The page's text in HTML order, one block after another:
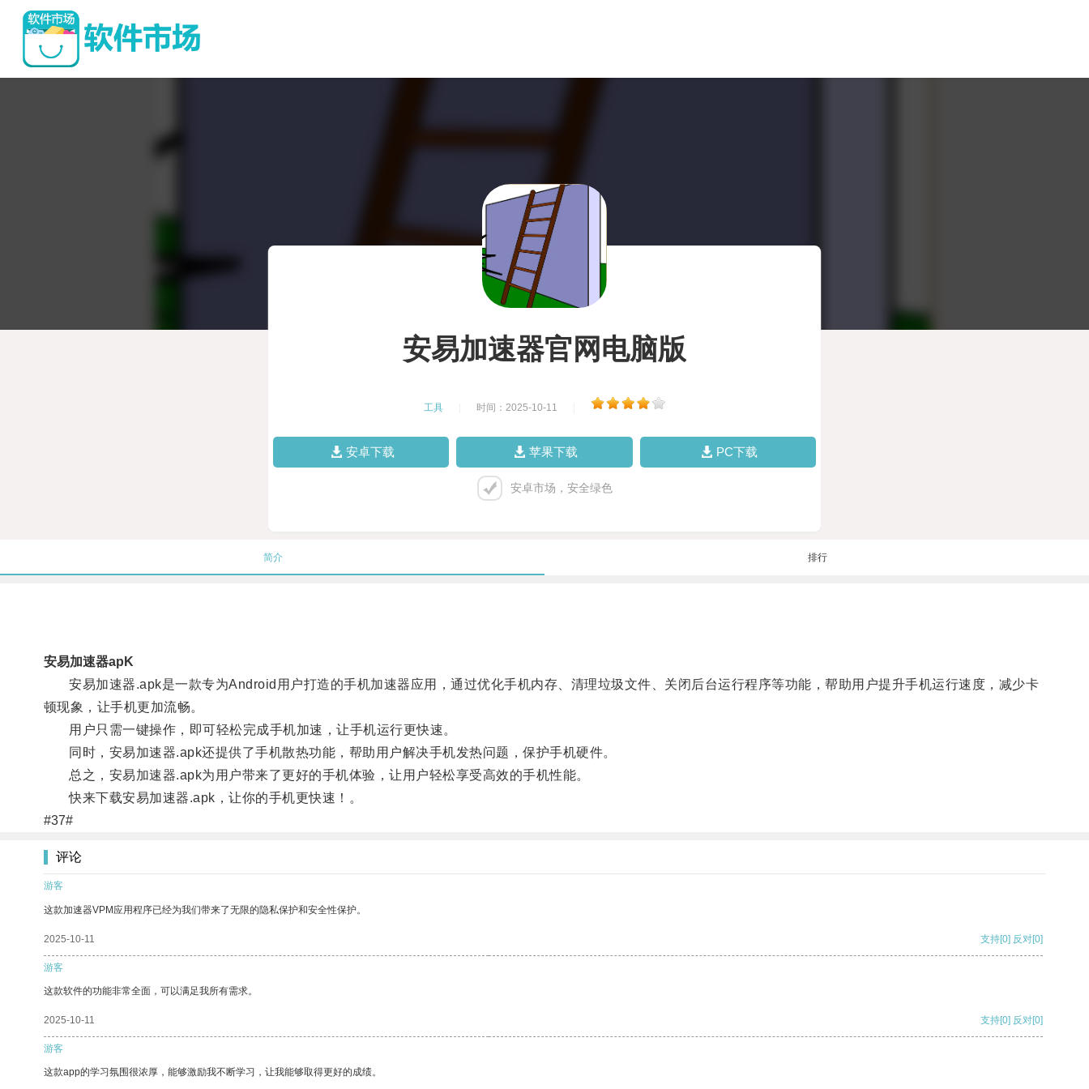
安易加速器官网电脑版
工具 时间：2025-10-11
安卓下载 苹果下载 PC下载
安卓市场，安全绿色
简介 排行
安易加速器apK
安易加速器.apk是一款专为Android用户打造的手机加速器应用，通过优化手机内存、清理垃圾文件、关闭后台运行程序等功能，帮助用户提升手机运行速度，减少卡
顿现象，让手机更加流畅。
用户只需一键操作，即可轻松完成手机加速，让手机运行更快速。
同时，安易加速器.apk还提供了手机散热功能，帮助用户解决手机发热问题，保护手机硬件。
总之，安易加速器.apk为用户带来了更好的手机体验，让用户轻松享受高效的手机性能。
快来下载安易加速器.apk，让你的手机更快速！。
#37#
评论
游客
这款加速器VPM应用程序已经为我们带来了无限的隐私保护和安全性保护。
2025-10-11 支持[0] 反对[0]
游客
这款软件的功能非常全面，可以满足我所有需求。
2025-10-11 支持[0] 反对[0]
游客
这款app的学习氛围很浓厚，能够激励我不断学习，让我能够取得更好的成绩。